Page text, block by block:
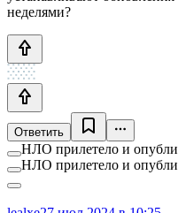
неделями?
Ответить
НЛО прилетело и
НЛО прилетело и